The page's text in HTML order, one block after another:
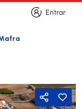
Entrar
Entrar
Partilhar